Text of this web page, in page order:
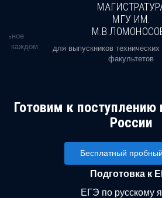
в каждом
МГУ ИМ.
для выпускников
факультетов
Готовим к
России
Бесплатный
Подготовка к
ЕГЭ по русскому